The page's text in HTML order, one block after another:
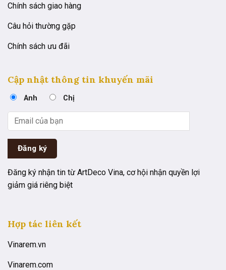
Chính sách giao hàng
Câu hỏi thường gặp
Chính sách ưu đãi
Cập nhật thông tin khuyến mãi
Anh Chị
Đăng ký nhận tin từ ArtDeco Vina, cơ hội nhận quyền lợi
giảm giá riêng biệt
Hợp tác liên kết
Vinarem.vn
Vinarem.com